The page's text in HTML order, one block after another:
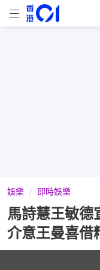
娛樂 即時娛樂
馬詩慧王敏
介意王曼喜借